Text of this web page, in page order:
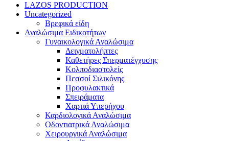
LAZOS PRODUCTION
Uncategorized
Βρεφικά είδη
Αναλώσιμα Ειδικοτήτων
Γυναικολογικά Αναλώσιμα
Δειγματολήπτες
Καθετήρες Σπερματέγχυσης
Κολποδιαστολείς
Πεσσοί Σιλικόνης
Προφυλακτικά
Σπειράματα
Χαρτιά Υπερήχου
Καρδιολογικά Αναλώσιμα
Οδοντιατρικά Αναλώσιμα
Χειρουργικά Αναλώσιμα